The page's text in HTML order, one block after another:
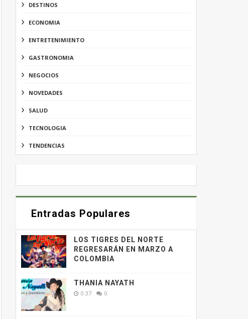
DESTINOS
ECONOMIA
ENTRETENIMIENTO
GASTRONOMIA
NEGOCIOS
NOVEDADES
SALUD
TECNOLOGIA
TENDENCIAS
Entradas Populares
LOS TIGRES DEL NORTE
REGRESARÁN EN MARZO A
COLOMBIA
THANIA NAYATH
0:37 0